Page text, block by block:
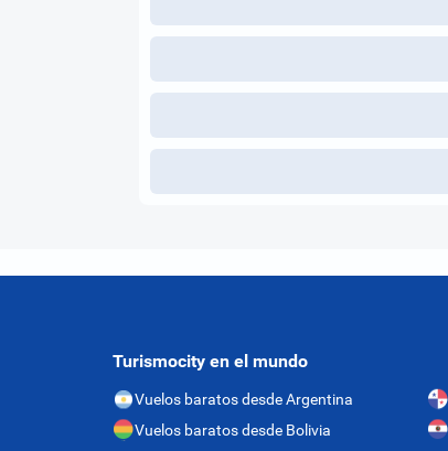
Turismocity en el mundo
Vuelos baratos desde Argentina
Vuelos baratos desde Bolivia